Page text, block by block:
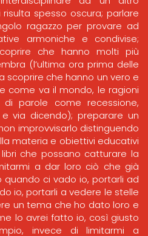
spesso oscura; parlare
ragazzo per provare ad
armoniche e condivise;
che hanno molti più
(l’ultima ora prima delle
scoprire che hanno un vero e
come va il mondo, le ragioni
parole come recessione,
via dicendo); preparare un
improvvisarlo distinguendo
materia e obiettivi educativi
che possano catturare la
a dar loro ciò che già
ci vado io, portarli ad
io, portarli a vedere le stelle
un tema che ho dato loro e
lo avrei fatto io, così giusto
invece di limitarmi a